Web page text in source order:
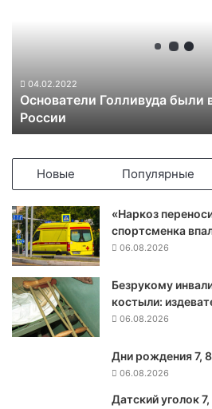
Г
в
у
д
а
б
ы
и
04.02.2022
Основатели Голливуда были
России
Новые Популярные
«Наркоз
спортсменка
06.08.2026
Безрукому
костыли:
06.08.2026
Дни рождения 7, 8
06.08.2026
Датский уголок 7,